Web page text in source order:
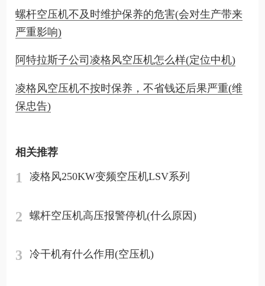
螺杆空压机不及时维护保养的危害(会对生产带来
严重影响)
阿特拉斯子公司凌格风空压机怎么样(定位中机)
凌格风空压机不按时保养，不省钱还后果严重(维
保忠告)
相关推荐
1 凌格风250KW变频空压机LSV系列
2 螺杆空压机高压报警停机(什么原因)
3 冷干机有什么作用(空压机)